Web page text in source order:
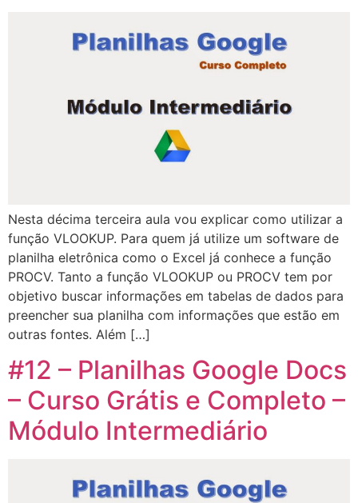
Nesta décima terceira aula vou explicar como utilizar a
função VLOOKUP. Para quem já utilize um software de
planilha eletrônica como o Excel já conhece a função
PROCV. Tanto a função VLOOKUP ou PROCV tem por
objetivo buscar informações em tabelas de dados para
preencher sua planilha com informações que estão em
outras fontes. Além […]
#12 – Planilhas Google Docs
– Curso Grátis e Completo –
Módulo Intermediário